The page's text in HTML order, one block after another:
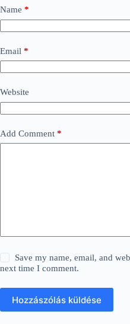
Name *
Email *
Website
Add Comment *
Save my name, email, and
next time I comment.
Hozzászólás küldése